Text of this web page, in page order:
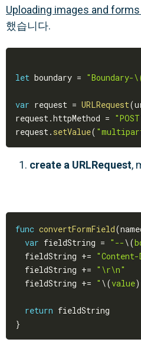
Uploading images and
했습니다.
let boundary =
var request = URLRequest(
request.httpMethod =
request. setValue(
create a URLRequest,
func convertFormField(
var fieldString = "--\(
  fieldString
+=
  fieldString
+=
"\r\n"
  fieldString
+= " \(value)
return
}